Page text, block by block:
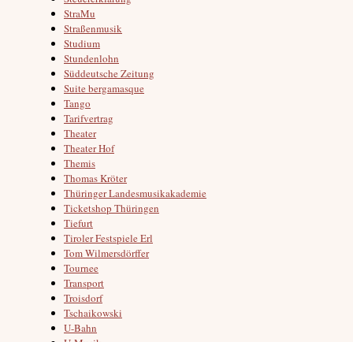
StraMu
Straßenmusik
Studium
Stundenlohn
Süddeutsche Zeitung
Suite bergamasque
Tango
Tarifvertrag
Theater
Theater Hof
Themis
Thomas Kröter
Thüringer Landesmusikakademie
Ticketshop Thüringen
Tiefurt
Tiroler Festspiele Erl
Tom Wilmersdörffer
Tournee
Transport
Troisdorf
Tschaikowski
U-Bahn